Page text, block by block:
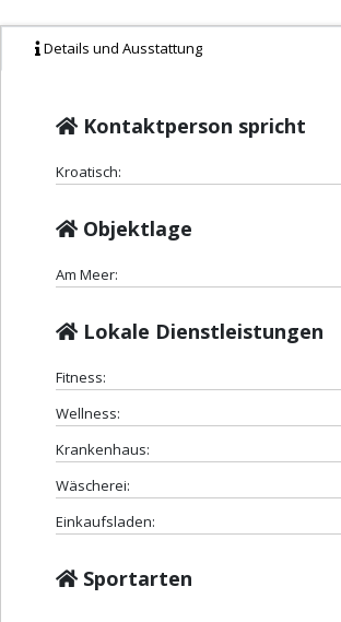
Details und Ausstattung
Kontaktperson spricht
Kroatisch:
Objektlage
Am Meer:
Lokale Dienstleistungen
Fitness:
Wellness:
Krankenhaus:
Wäscherei:
Einkaufsladen:
Sportarten